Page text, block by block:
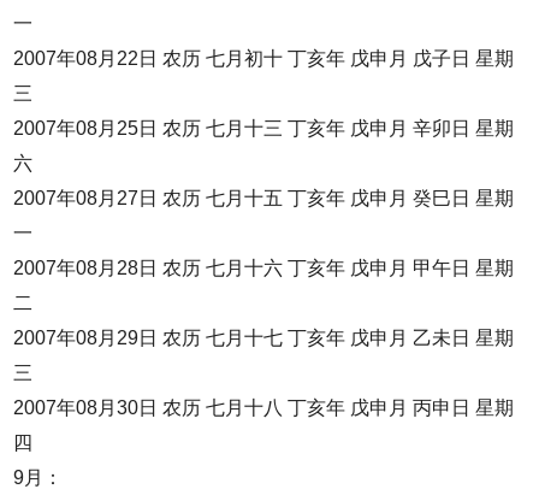
一
2007年08月22日 农历 七月初十 丁亥年 戊申月 戊子日 星期
三
2007年08月25日 农历 七月十三 丁亥年 戊申月 辛卯日 星期
六
2007年08月27日 农历 七月十五 丁亥年 戊申月 癸巳日 星期
一
2007年08月28日 农历 七月十六 丁亥年 戊申月 甲午日 星期
二
2007年08月29日 农历 七月十七 丁亥年 戊申月 乙未日 星期
三
2007年08月30日 农历 七月十八 丁亥年 戊申月 丙申日 星期
四
9月：